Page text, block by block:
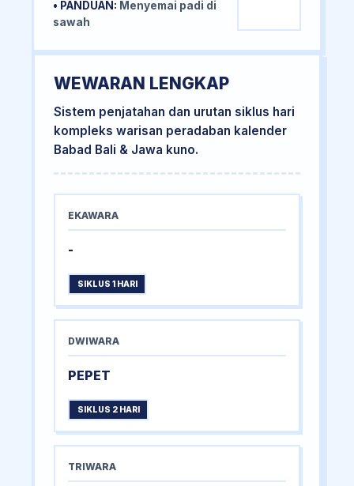
• PANDUAN: Menyemai padi di
sawah
WEWARAN LENGKAP
Sistem penjatahan dan urutan siklus hari
kompleks warisan peradaban kalender
Babad Bali & Jawa kuno.
EKAWARA
-
SIKLUS 1 HARI
DWIWARA
PEPET
SIKLUS 2 HARI
TRIWARA